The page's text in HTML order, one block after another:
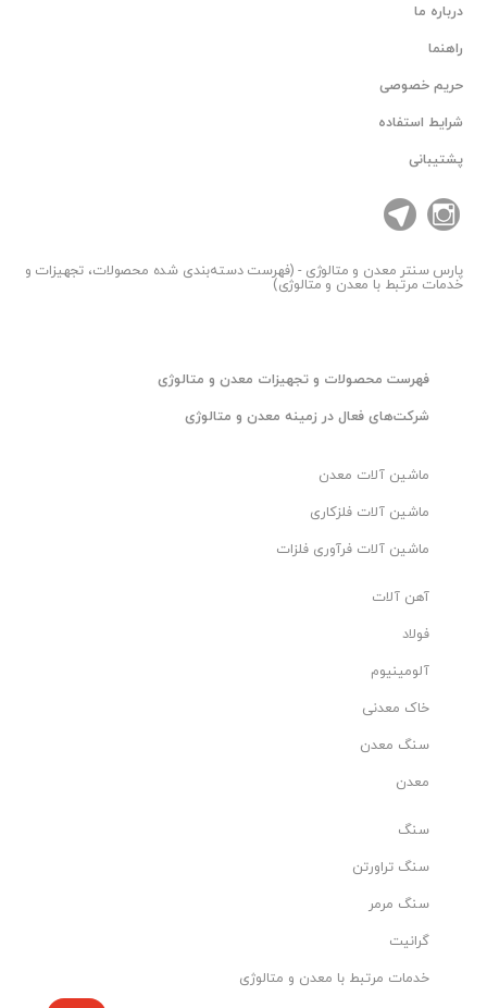
درباره ما
راهنما
حریم خصوصی
شرایط استفاده
پشتیبانی
پارس سنتر معدن و متالوژی - (فهرست دسته‌بندی شده محصولات، تجهیزات و
خدمات مرتبط با معدن و متالوژی)
فهرست محصولات و تجهیزات معدن و متالوژی
شرکت‌های فعال در زمینه معدن و متالوژی
ماشین آلات معدن
ماشین آلات فلزکاری
ماشین آلات فرآوری فلزات
آهن آلات
فولاد
آلومینیوم
خاک معدنی
سنگ معدن
معدن
سنگ
سنگ تراورتن
سنگ مرمر
گرانیت
خدمات مرتبط با معدن و متالوژی